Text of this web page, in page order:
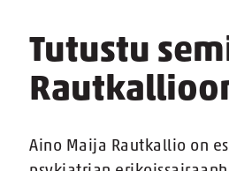
Tutustu
Aino Maija Rautkallio on